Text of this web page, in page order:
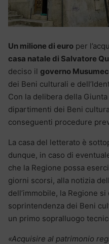
Un milione di euro per
casa natale di Salvatore
deciso il governo
dei Beni culturali e
Con la delibera della
dipartimenti dei Beni
conseguenti procedure
La casa del letterato è
dunque, in caso di
che la Regione possa
giorni scorsi, alla notizia
dell’immobile, la Regione
soprintendenza dei Beni
un primo sopralluogo
«Acquisire al patrimonio